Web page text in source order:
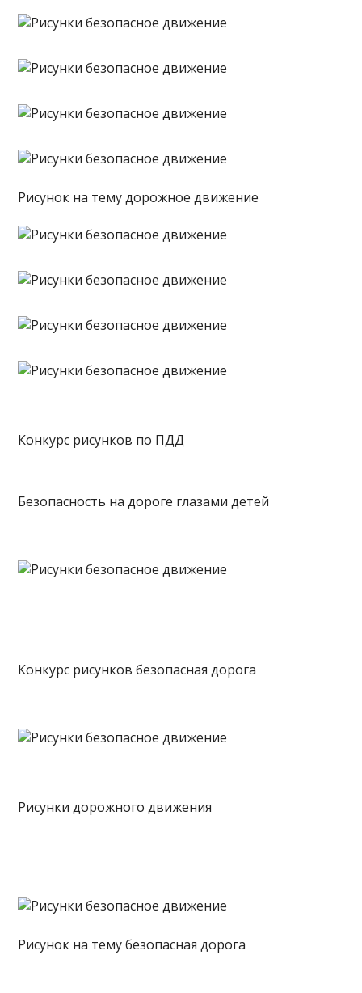
Рисунок на тему дорожное движение
Конкурс рисунков по ПДД
Безопасность на дороге глазами детей
Конкурс рисунков безопасная дорога
Рисунки дорожного движения
Рисунок на тему безопасная дорога